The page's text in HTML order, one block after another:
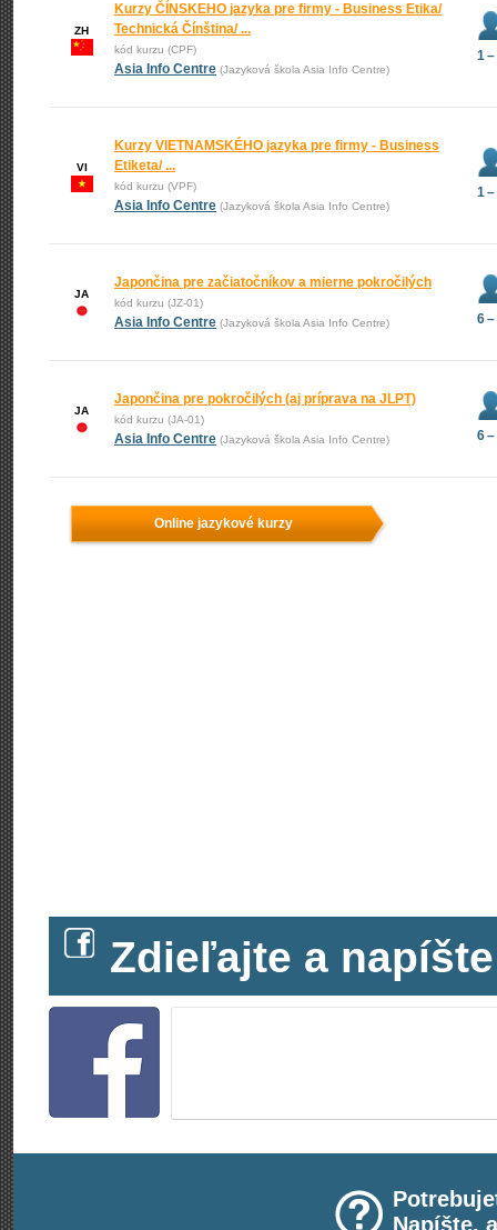
ZH
Kurzy ČÍNSKEHO jazyka pre firmy - Business Etika/
Technická Čínština/ ...
kód kurzu (CPF)
Asia Info Centre (Jazyková škola Asia Info Centre)
1 –
VI
Kurzy VIETNAMSKÉHO jazyka pre firmy - Business
Etiketa/ ...
kód kurzu (VPF)
Asia Info Centre (Jazyková škola Asia Info Centre)
1 –
JA
Japončina pre začiatočníkov a mierne pokročilých
kód kurzu (JZ-01)
Asia Info Centre (Jazyková škola Asia Info Centre) 6 –
JA
Japončina pre pokročilých (aj príprava na JLPT)
kód kurzu (JA-01)
Asia Info Centre (Jazyková škola Asia Info Centre) 6 –
Online jazykové kurzy
Zdieľajte a
Napíšte,